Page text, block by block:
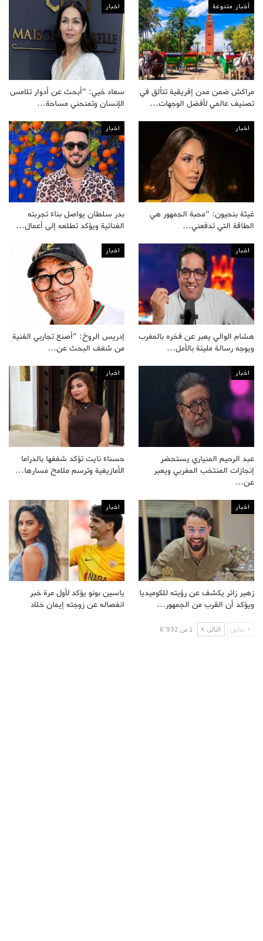
أخبار متنوعة
مراكش ضمن مدن إفريقية تتألق في
تصنيف عالمي لأفضل الوجهات…
اخبار
سعاد خيي: “أبحث عن أدوار تلامس
الإنسان وتمنحني مساحة…
اخبار
غيثة بنحيون: “محبة الجمهور هي
الطاقة التي تدفعني…
اخبار
بدر سلطان يواصل بناء تجربته
الغنائية ويؤكد تطلعه إلى أعمال…
اخبار
هشام الوالي يعبر عن فخره بالمغرب
ويوجه رسالة مليئة بالأمل…
اخبار
إدريس الروخ: “أصنع تجاربي الفنية
من شغف البحث عن…
اخبار
عبد الرحيم المنياري يستحضر
إنجازات المنتخب المغربي ويعبر
عن…
اخبار
حسناء نايت تؤكد شغفها بالدراما
الأمازيغية وترسم ملامح مسارها…
اخبار
زهير زائر يكشف عن رؤيته للكوميديا
ويؤكد أن القرب من الجمهور…
اخبار
ياسين بونو يؤكد لأول مرة خبر
انفصاله عن زوجته إيمان خلاد
سابق التالى 1 من 6٬932